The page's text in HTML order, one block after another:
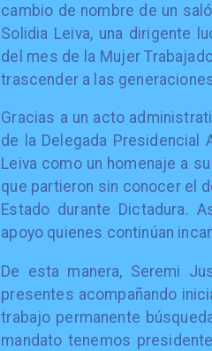
cambio de nombre de un
Solidia Leiva, una dirigente
del mes de la Mujer
trascender a las
Gracias a un acto
de la Delegada Presidencial
Leiva como un homenaje a
que partieron sin conocer el
Estado durante Dictadura.
apoyo quienes continúan
De esta manera, Seremi
presentes acompañando
trabajo permanente
mandato tenemos